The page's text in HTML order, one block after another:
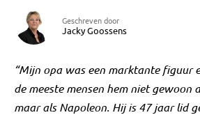
Geschreven door
Jacky Goossens
“Mijn opa was een marktante figuur
de meeste mensen hem niet gewoon
maar als Napoleon. Hij is 47 jaar lid